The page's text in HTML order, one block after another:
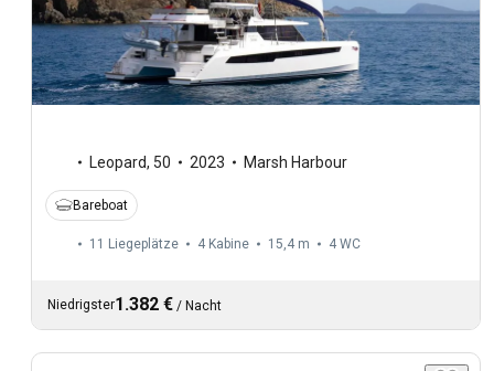
Leopard, 50 2023 Marsh Harbour
Bareboat
11 Liegeplätze 4 Kabine 15,4 m 4 WC
Niedrigster1.382 € / Nacht